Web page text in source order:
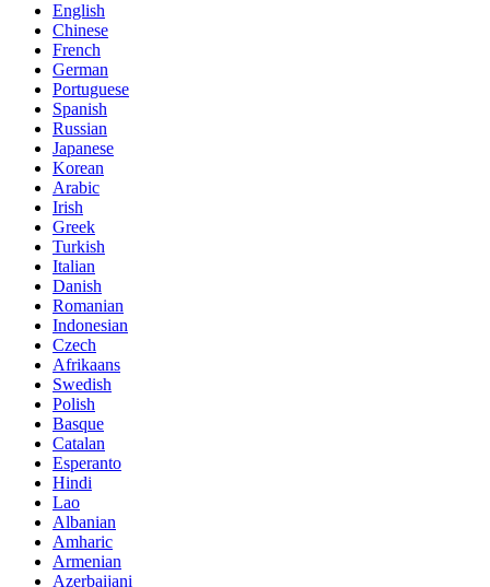
English
Chinese
French
German
Portuguese
Spanish
Russian
Japanese
Korean
Arabic
Irish
Greek
Turkish
Italian
Danish
Romanian
Indonesian
Czech
Afrikaans
Swedish
Polish
Basque
Catalan
Esperanto
Hindi
Lao
Albanian
Amharic
Armenian
Azerbaijani